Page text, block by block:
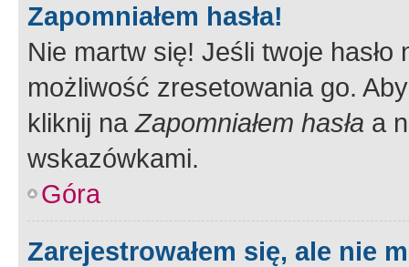
Zapomniałem hasła!
Nie martw się! Jeśli twoje
możliwość zresetowania go.
kliknij naZapomniałem hasła a
wskazówkami.
Góra
Zarejestrowałem się, ale nie